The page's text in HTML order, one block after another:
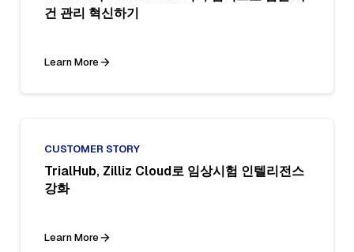
건 관리 혁신하기
Learn More
CUSTOMER STORY
TrialHub, Zilliz Cloud로 임상시험 인텔리전스
강화
Learn More